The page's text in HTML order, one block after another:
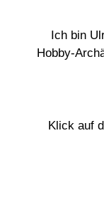
Ich bin
Hobby-
Klick auf